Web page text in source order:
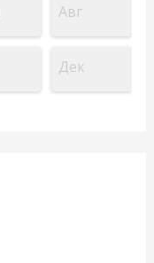
Авг
Дек